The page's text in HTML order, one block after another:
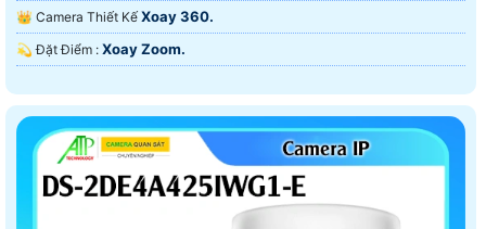
👑 Camera Thiết Kế Xoay 360.
️💫 Đặt Điểm : Xoay Zoom.